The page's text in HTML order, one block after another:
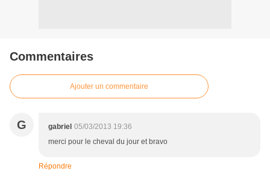
Commentaires
Ajouter un commentaire
G gabriel 05/03/2013 19:36
merci pour le cheval du jour et bravo
Répondre